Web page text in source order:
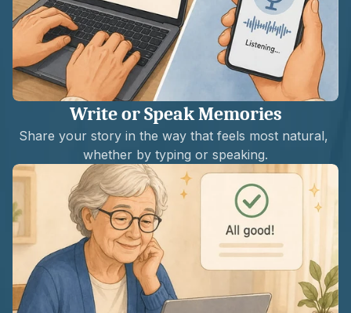
Write or Speak Memories
Share your story in the way that feels most natural,
whether by typing or speaking.